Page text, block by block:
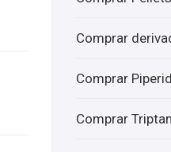
Comprar
Comprar
Comprar